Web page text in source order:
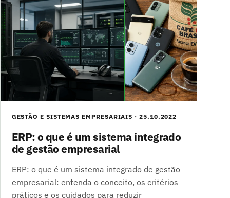
GESTÃO E SISTEMAS EMPRESARIAIS · 25.10.2022
ERP: o que é um sistema integrado
de gestão empresarial
ERP: o que é um sistema integrado de gestão
empresarial: entenda o conceito, os critérios
práticos e os cuidados para reduzir